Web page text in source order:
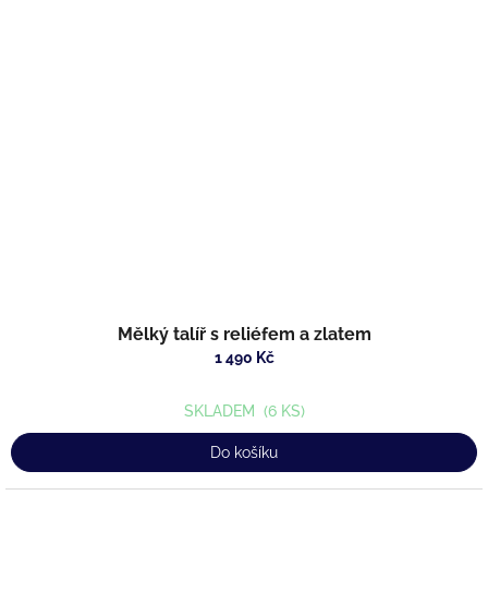
Mělký talíř s reliéfem a zlatem
1 490 Kč
SKLADEM (6 KS)
Do košíku